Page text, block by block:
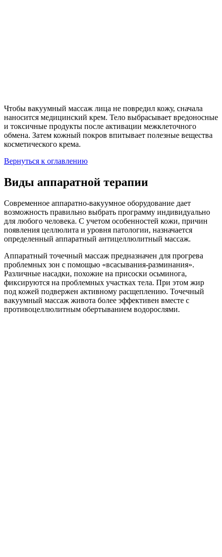
Чтобы вакуумный массаж лица не повредил кожу, сначала
наносится медицинский крем. Тело выбрасывает вредоносные
и токсичные продукты после активации межклеточного
обмена. Затем кожный покров впитывает полезные вещества
косметического крема.
Вернуться к оглавлению
Виды аппаратной терапии
Современное аппаратно-вакуумное оборудование дает
возможность правильно выбрать программу индивидуально
для любого человека. С учетом особенностей кожи, причин
появления целлюлита и уровня патологии, назначается
определенный аппаратный антицеллюлитный массаж.
Аппаратный точечный массаж предназначен для прогрева
проблемных зон с помощью «всасывания-разминания».
Различные насадки, похожие на присоски осьминога,
фиксируются на проблемных участках тела. При этом жир
под кожей подвержен активному расщеплению. Точечный
вакуумный массаж живота более эффективен вместе с
противоцеллюлитным обертыванием водорослями.